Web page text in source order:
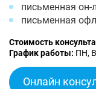
письменная он-
письменная
Стоимость
График работы: ПН,
Онлайн